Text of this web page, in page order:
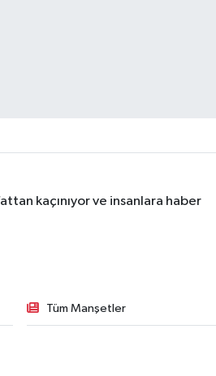
kaçınıyor ve insanlara haber
Tüm Manşetler